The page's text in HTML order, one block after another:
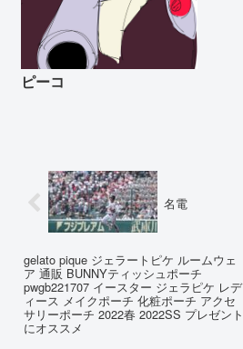
ピーコ
名電
gelato pique ジェラートピケ ルームウェ
ア 通販 BUNNYティッシュポーチ
pwgb221707 イースター ジェラピケ レデ
ィース メイクポーチ 化粧ポーチ アクセ
サリーポーチ 2022春 2022SS プレゼント
にオススメ